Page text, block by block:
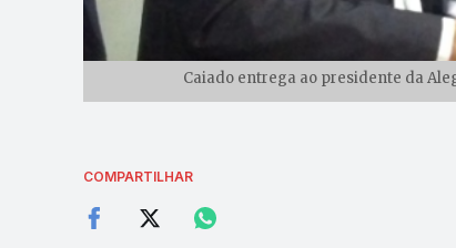
Caiado entrega ao presidente da
COMPARTILHAR